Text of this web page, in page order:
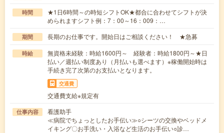
時間
★1日6時間～の時短シフトOK★都合に合わせてシフトが決
められますシフト例：7：00～16：009：…
期間 長期のお仕事です。開始日はご相談ください！ ★急募
時給
無資格未経験：時給1600円～ 経験者：時給1800円～★日
払い／週払い制度あり（月払いも選べます）※稼働開始時は
手続き完了次第のお支払いとなります。
交通費
交通費支給※規定有
仕事内容
看護助手
≪病院でちょっとしたお手伝い≫○シーツの交換やベッドメ
イキング〇お手洗い・入浴など生活のお手伝い○診…